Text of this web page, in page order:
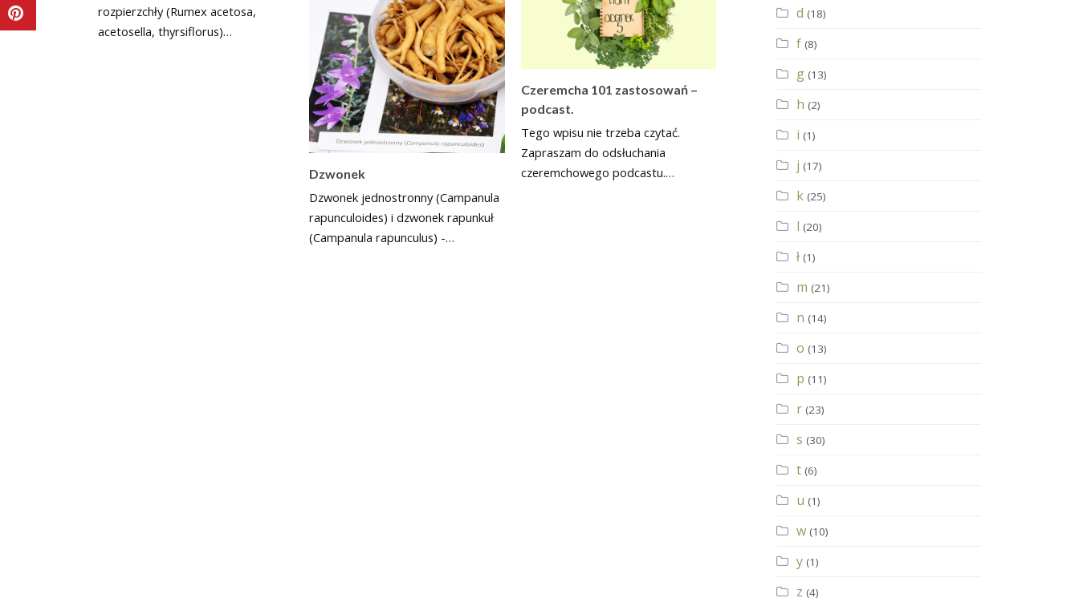
rozpierzchły (Rumex acetosa,
acetosella, thyrsiflorus)…
Dzwonek
Dzwonek jednostronny (Campanula
rapunculoides) i dzwonek rapunkuł
(Campanula rapunculus) -…
Czeremcha 101 zastosowań –
podcast.
Tego wpisu nie trzeba czytać.
Zapraszam do odsłuchania
czeremchowego podcastu.…
d (18)
f (8)
g (13)
h (2)
i (1)
j (17)
k (25)
l (20)
ł (1)
m (21)
n (14)
o (13)
p (11)
r (23)
s (30)
t (6)
u (1)
w (10)
y (1)
z (4)